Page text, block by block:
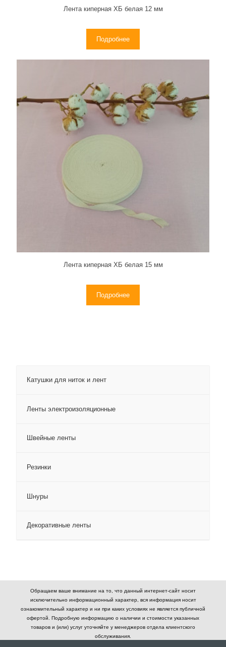
Лента киперная ХБ белая 12 мм
Подробнее
Лента киперная ХБ белая 15 мм
Подробнее
Катушки для ниток и лент
Ленты электроизоляционные
Швейные ленты
Резинки
Шнуры
Декоративные ленты
Обращаем ваше внимание на то, что данный интернет-сайт носит
исключительно информационный характер, вся информация носит
ознакомительный характер и ни при каких условиях не является публичной
офертой. Подробную информацию о наличии и стоимости указанных
товаров и (или) услуг уточняйте у менеджеров отдела клиентского
обслуживания.